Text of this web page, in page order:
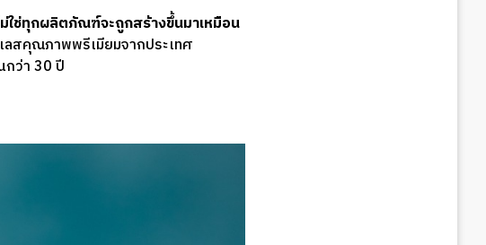
ใช่ทุกผลิตภัณฑ์จะถูกสร้างขึ้นมาเหมือน
สคุณภาพพรีเมียมจากประเทศ
กว่า 30 ปี